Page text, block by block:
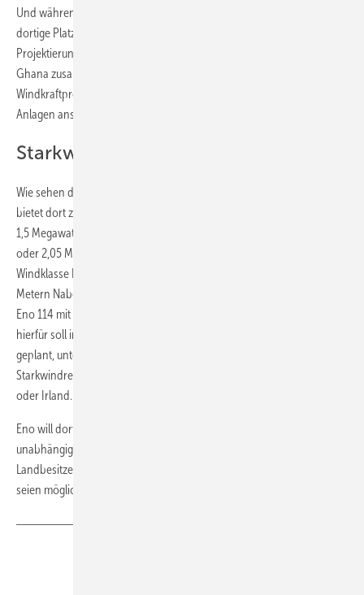
Und während es also die Rostocker ins Köngreich zieht, finden
dortige Platzhirsche ganz woanders ihr Glück: Die irische
Projektierungsfirma Mainstream Renewables International will in
Ghana zusammen mit der Schweizer Firma NEK Umwelttechnik das
Windkraftprojekt Ayitepa mit 225 Megawatt umsetzen. 2016 sollen die
Anlagen ans Netz gehen.
Starkwindanlagen geplant
Wie sehen die Pläne von Eno in Großbritannien aus? Die Rostocker
bietet dort zunächst drei Windturbinen an. Eine Eno 82 mit wahlweise
1,5 Megawatt (MW)
oder 2,05 MW Leistung und einer Gesamthöhe unter 100 Meter für
Windklasse IIA. Außerdem kommt die Eno 92 mit 2,2 MW und 80
Metern Nabenhöhe sowie die optimal für Küstenstandorte geeignete
Eno 114 mit 3,5 MW und 92 Metern Nabenhöhe. Ein kleinerer Turm
hierfür soll in Kürze folgen. Für 2016 ist eine Erweiterung des Portfolios
geplant, unter anderem mit einer 2,05-MW-Anlage für
Starkwindregionen der Klasse IA – speziell für Länder wie Schottland
oder Irland. Die Verwendung einer großen Windklasse IA-Turbine auf
Eno will dort Käufer vor allem aus den Bereichen mittelgroße
unabhängige Stromproduzenten, kleine Projektentwickler und
Landbesitzer erschließen. Auch Projektentwicklungs-Kooperationen
seien möglich, ergänzt Geschäftsführer Heise. (